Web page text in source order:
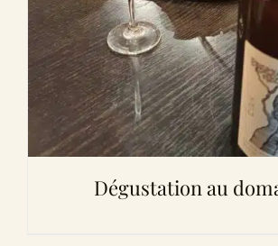
Dégustation au